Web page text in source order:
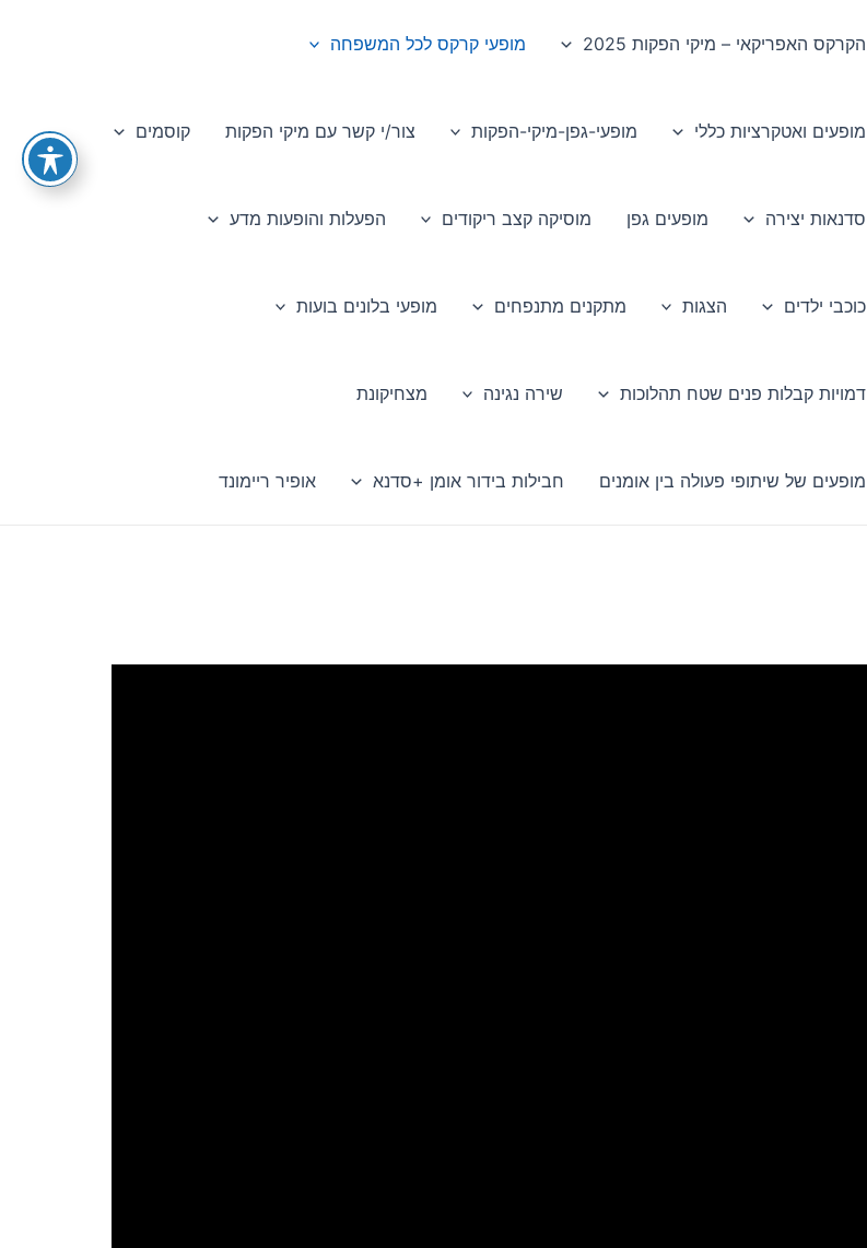
הקרקס האפריקאי – מיקי הפקות 2025 מופעי קרקס לכל המשפחה
מופעים ואטקרציות כללי מופעי-גפן-מיקי-הפקות צור/י קשר עם מיקי הפקות קוסמים
סדנאות יצירה מופעים גפן מוסיקה קצב ריקודים הפעלות והופעות מדע
כוכבי ילדים הצגות מתקנים מתנפחים מופעי בלונים בועות
דמויות קבלות פנים שטח תהלוכות שירה נגינה מצחיקונת
מופעים של שיתופי פעולה בין אומנים חבילות בידור אומן +סדנא אופיר ריימונד